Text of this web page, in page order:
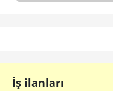
İş ilanları